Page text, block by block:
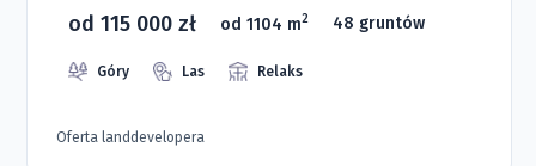
od 115 000 zł od 1104 m2 48 gruntów
Góry Las Relaks
Oferta landdevelopera